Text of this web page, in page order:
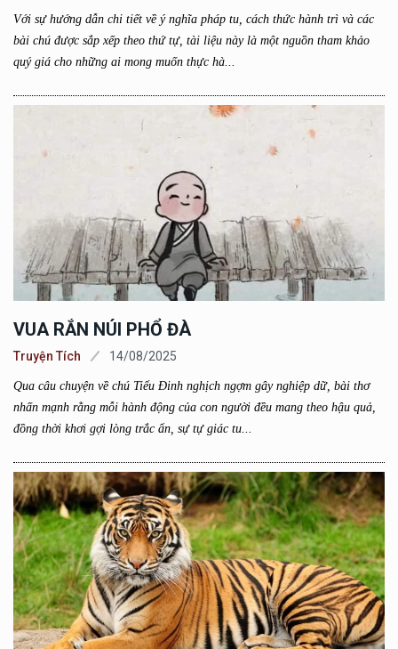
Với sự hướng dẫn chi tiết về ý nghĩa pháp tu, cách thức hành trì và các
bài chú được sắp xếp theo thứ tự, tài liệu này là một nguồn tham khảo
quý giá cho những ai mong muốn thực hà...
VUA RẮN NÚI PHỔ ĐÀ
Truyện Tích 14/08/2025
Qua câu chuyện về chú Tiểu Đinh nghịch ngợm gây nghiệp dữ, bài thơ
nhấn mạnh rằng mỗi hành động của con người đều mang theo hậu quả,
đồng thời khơi gợi lòng trắc ẩn, sự tự giác tu...